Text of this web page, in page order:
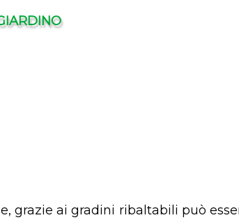
grazie ai gradini ribaltabili può